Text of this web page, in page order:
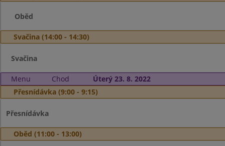
Oběd
Svačina (14:00 - 14:30)
Svačina
Menu Chod
Úterý 23. 8. 2022
Přesnídávka (9:00 - 9:15)
Přesnídávka
Oběd (11:00 - 13:00)